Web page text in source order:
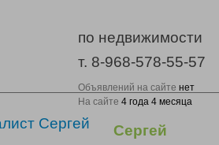
по недвижимости
т. 8-968-578-55-57
Объявлений на сайте нет
На сайте 4 года 4 месяца
Сергей